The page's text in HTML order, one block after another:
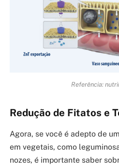
Referência:
Redução de Fitatos e
Agora, se você é adepto de
em vegetais, como
nozes, é importante saber